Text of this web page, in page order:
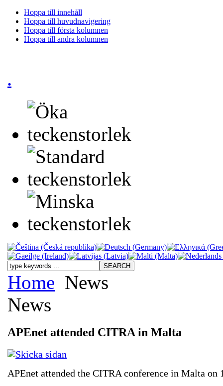
Hoppa till innehåll
Hoppa till huvudnavigering
Hoppa till första kolumnen
Hoppa till andra kolumnen
.
Home News
News
APEnet attended CITRA in Malta
APEnet attended the CITRA conference in Malta on